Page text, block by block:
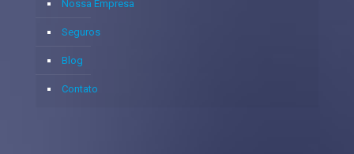
Nossa Empresa
Seguros
Blog
Contato